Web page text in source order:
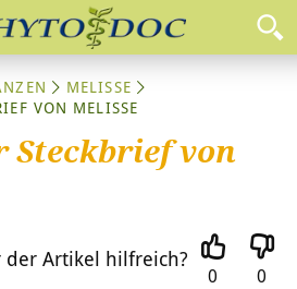
MELISSE
VON MELISSE
Steckbrief von
der Artikel hilfreich?
0 0